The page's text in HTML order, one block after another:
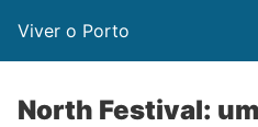
Viver o Porto
North Festival: